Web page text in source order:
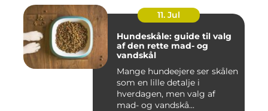
11. Jul
Hundeskåle: guide til valg
af den rette mad- og
vandskål
Mange hundeejere ser skålen
som en lille detalje i
hverdagen, men valg af
mad- og vandskå...